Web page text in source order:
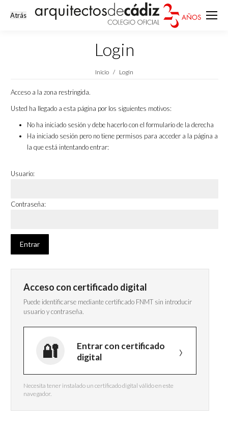
Login
Estás aquí:
Inicio Login
Acceso a la zona restringida.
Usted ha llegado a esta página por los siguientes motivos:
No ha iniciado sesión y debe hacerlo con el formulario de la derecha
Ha iniciado sesión pero no tiene permisos para acceder a la página a
la que está intentando entrar:
Usuario:
Contraseña:
Acceso con certificado digital
Puede identificarse mediante certificado FNMT sin introducir
usuario y contraseña.
Entrar con certificado
digital
Necesita tener instalado un certificado digital válido en este
navegador.